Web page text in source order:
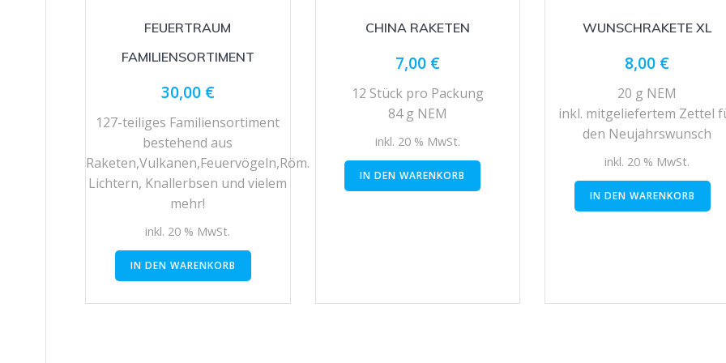
FEUERTRAUM
FAMILIENSORTIMENT
30,00 €
127-teiliges Familiensortiment
bestehend aus
Raketen,Vulkanen,Feuervögeln,Röm.
Lichtern, Knallerbsen und vielem
mehr!
inkl. 20 % MwSt.
IN DEN WARENKORB
CHINA RAKETEN
7,00 €
12 Stück pro Packung
84 g NEM
inkl. 20 % MwSt.
IN DEN WARENKORB
WUNSCHRAKETE XL
8,00 €
20 g NEM
inkl. mitgeliefertem Zettel
den Neujahrswunsch
inkl. 20 % MwSt.
IN DEN WARENKORB